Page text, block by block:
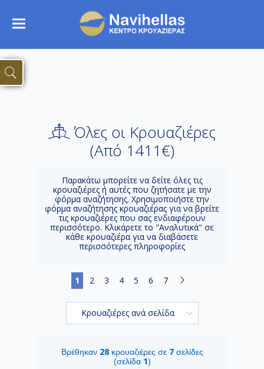
Όλες οι Κρουαζιέρες
(Aπό 1411€)
Παρακάτω μπορείτε να δείτε όλες τις
κρουαζιέρες ή αυτές που ζητήσατε με την
φόρμα αναζήτησης. Χρησιμοποιήστε την
φόρμα αναζήτησης κρουαζιέρας για να βρείτε
τις κρουαζιέρες που σας ενδιαφέρουν
περισσότερο. Κλικάρετε το "Αναλυτικά" σε
κάθε κρουαζιέρα για να διαβάσετε
περισσότερες πληροφορίες
1 2 3 4 5 6 7
Κρουαζιέρες ανά σελίδα
Βρέθηκαν 28κρουαζιέρες σε 7σελίδες
(σελίδα 1)